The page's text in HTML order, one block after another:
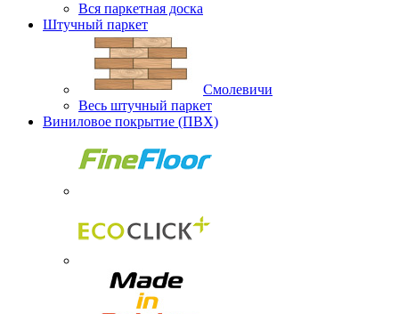
Вся паркетная доска
Штучный паркет
Смолевичи
Весь штучный паркет
Виниловое покрытие (ПВХ)